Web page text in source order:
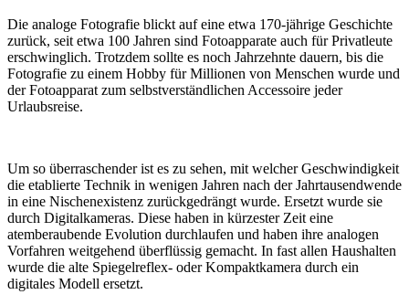
Die analoge Fotografie blickt auf eine etwa 170-jährige Geschichte
zurück, seit etwa 100 Jahren sind Fotoapparate auch für Privatleute
erschwinglich. Trotzdem sollte es noch Jahrzehnte dauern, bis die
Fotografie zu einem Hobby für Millionen von Menschen wurde und
der Fotoapparat zum selbstverständlichen Accessoire jeder
Urlaubsreise.
Um so überraschender ist es zu sehen, mit welcher Geschwindigkeit
die etablierte Technik in wenigen Jahren nach der Jahrtausendwende
in eine Nischenexistenz zurückgedrängt wurde. Ersetzt wurde sie
durch Digitalkameras. Diese haben in kürzester Zeit eine
atemberaubende Evolution durchlaufen und haben ihre analogen
Vorfahren weitgehend überflüssig gemacht. In fast allen Haushalten
wurde die alte Spiegelreflex- oder Kompaktkamera durch ein
digitales Modell ersetzt.